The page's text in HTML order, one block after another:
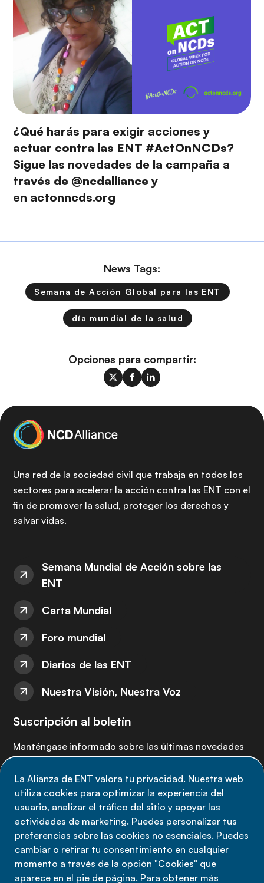
La Alianza de ENT valora tu privacidad. Nuestra web
utiliza cookies para optimizar la experiencia del
usuario, analizar el tráfico del sitio y apoyar las
actividades de marketing. Puedes personalizar tus
preferencias sobre las cookies no esenciales. Puedes
cambiar o retirar tu consentimiento en cualquier
momento a través de la opción "Cookies" que
aparece en el pie de página. Para obtener más
¿Qué harás para exigir acciones y
actuar contra las ENT #ActOnNCDs?
Sigue las novedades de la campaña a
través de @ncdalliance y
en actonncds.org
News Tags:
Semana de Acción Global para las ENT
día mundial de la salud
Opciones para compartir:
Una red de la sociedad civil que trabaja en todos los
sectores para acelerar la acción contra las ENT con el
fin de promover la salud, proteger los derechos y
salvar vidas.
Semana Mundial de Acción sobre las
ENT
Carta Mundial
Foro mundial
Diarios de las ENT
Nuestra Visión, Nuestra Voz
Suscripción al boletín
Manténgase informado sobre las últimas novedades
Suscríbete ahora
Política de privacidad